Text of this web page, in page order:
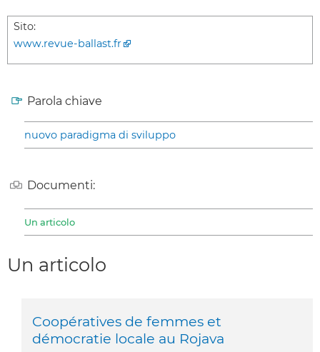
Sito:
www.revue-ballast.fr
Parola chiave
nuovo paradigma di sviluppo
Documenti:
Un articolo
Un articolo
Coopératives de femmes et
démocratie locale au Rojava